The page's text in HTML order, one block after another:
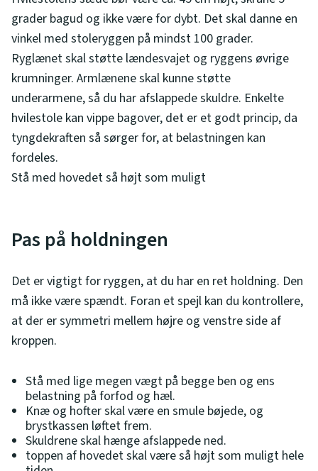
grader bagud og ikke være for dybt. Det skal danne en
vinkel med stoleryggen på mindst 100 grader.
Ryglænet skal støtte lændesvajet og ryggens øvrige
krumninger. Armlænene skal kunne støtte
underarmene, så du har afslappede skuldre. Enkelte
hvilestole kan vippe bagover, det er et godt princip, da
tyngdekraften så sørger for, at belastningen kan
fordeles.
Stå med hovedet så højt som muligt
Pas på holdningen
Det er vigtigt for ryggen, at du har en ret holdning. Den
må ikke være spændt. Foran et spejl kan du kontrollere,
at der er symmetri mellem højre og venstre side af
kroppen.
Stå med lige megen vægt på begge ben og ens
belastning på forfod og hæl.
Knæ og hofter skal være en smule bøjede, og
brystkassen løftet frem.
Skuldrene skal hænge afslappede ned.
toppen af hovedet skal være så højt som muligt hele